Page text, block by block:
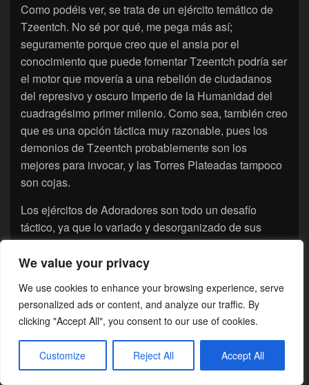
We value your privacy
We use cookies to enhance your browsing experience, serve
personalized ads or content, and analyze our traffic. By
clicking "Accept All", you consent to our use of cookies.
Customize Reject All Accept All
Como podéis ver, se trata de un ejército temático de
Tzeentch. No sé por qué, me pega más así;
seguramente porque creo que el ansia por el
conocimiento que puede fomentar Tzeentch podría ser
el motor que movería a una rebelión de ciudadanos
del represivo y oscuro Imperio de la Humanidad del
cuadragésimo primer milenio. Como sea, también creo
que es una opción táctica muy razonable, pues los
demonios de Tzeentch probablemente son los
mejores para invocar, y las Torres Plateadas tampoco
son cojas.
Los ejércitos de Adoradores son todo un desafío
táctico, ya que lo variado y desorganizado de sus
tropas, la mayoría de infantería y los bajos valores de
estrategia e iniciativa lo ponen bastante difícil. Sin
lanzarlo al caos y la destrucción de la batalla seguro
que compensa cualquier sacrificio.
Esto es todo por hoy. Este artículo me ha quedado
especialmente largo, así que no quiero llevarlo mucho
más allá. Si te interesa profundizar en los detalles